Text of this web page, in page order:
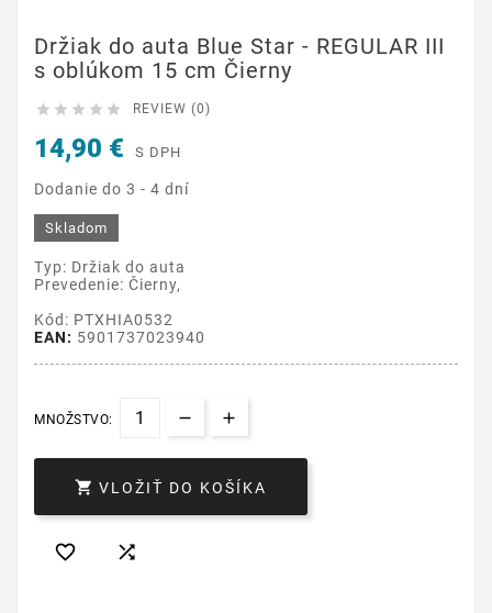
Držiak do auta Blue Star - REGULAR III
s oblúkom 15 cm Čierny
     REVIEW (0)
14,90 € S DPH
Dodanie do 3 - 4 dní
Skladom
Typ: Držiak do auta
Prevedenie: Čierny,
Kód: PTXHIA0532
EAN: 5901737023940
MNOŽSTVO:
 VLOŽIŤ DO KOŠÍKA
 